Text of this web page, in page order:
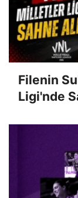
Filenin
Ligi'nde